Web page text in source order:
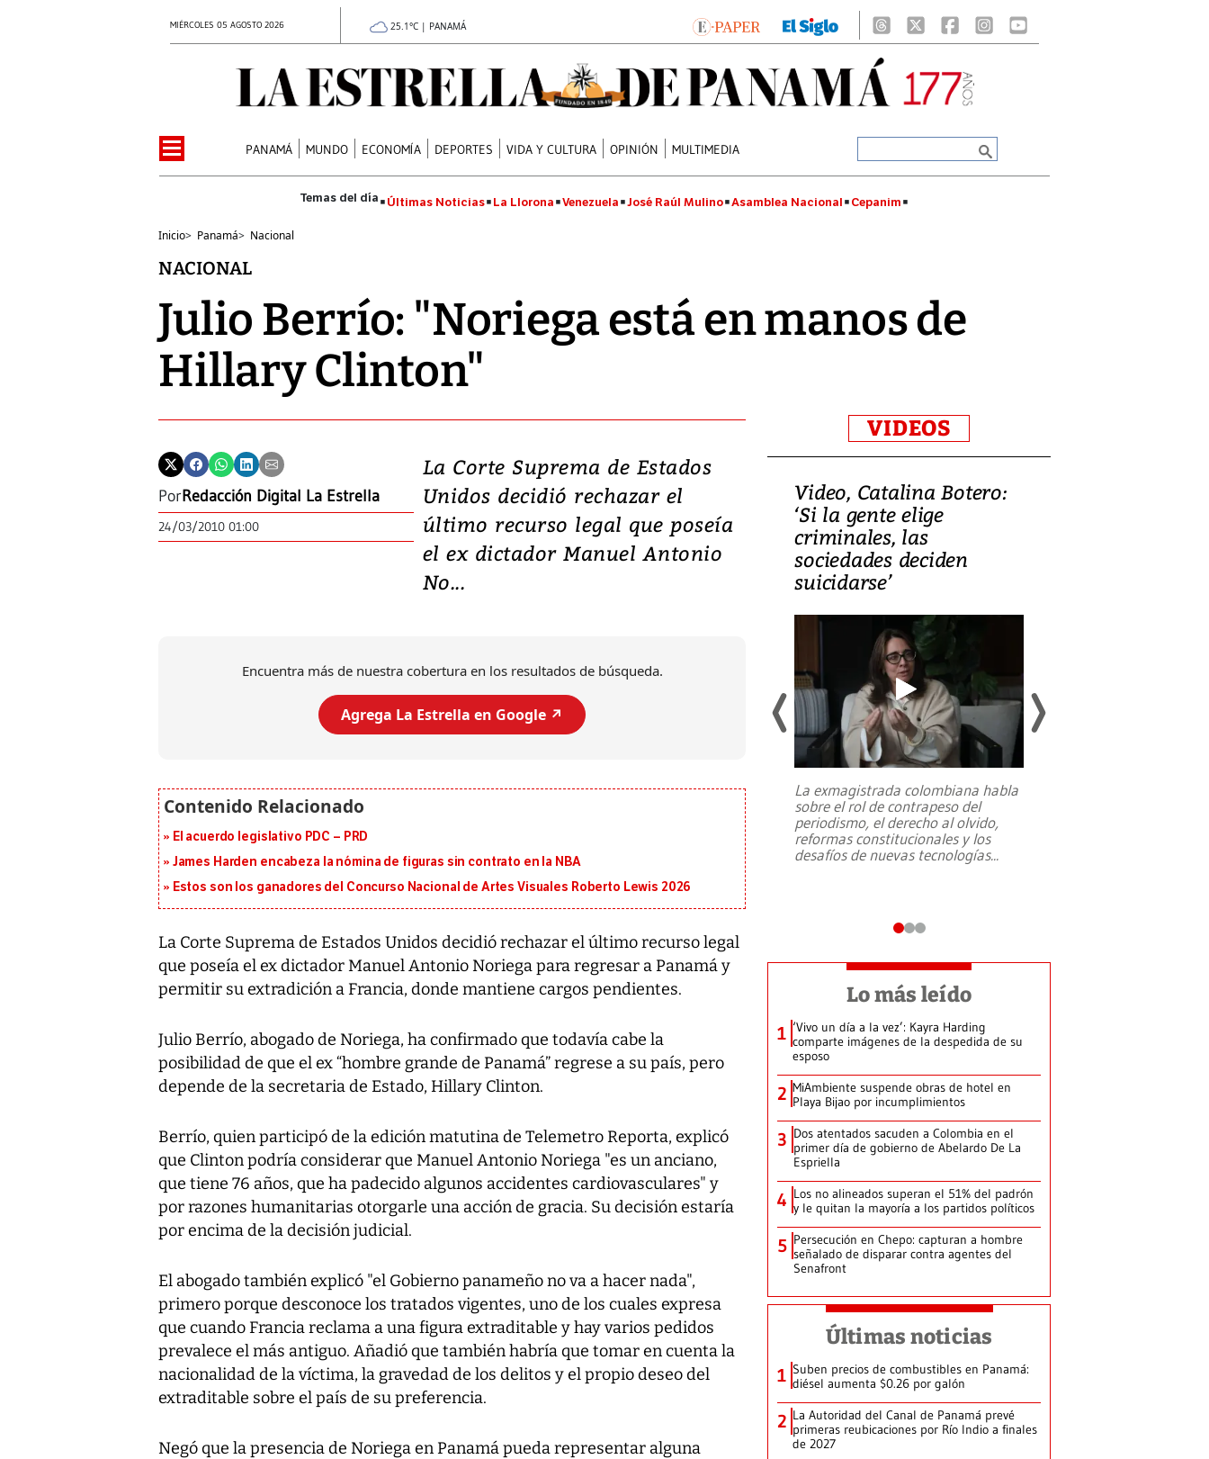
MIÉRCOLES 05 AGOSTO 2026 25.1°C | PANAMÁ
PANAMÁ MUNDO ECONOMÍA DEPORTES VIDA Y CULTURA OPINIÓN MULTIMEDIA
Últimas Noticias La Llorona Venezuela José Raúl Mulino Asamblea Nacional Cepanim
Inicio> Panamá> Nacional
NACIONAL
Julio Berrío: "Noriega está en manos de
Hillary Clinton"
PorRedacción Digital La Estrella
24/03/2010 01:00
La Corte Suprema de Estados
Unidos decidió rechazar el
último recurso legal que poseía
el ex dictador Manuel Antonio
No...
Encuentra más de nuestra cobertura en los resultados de búsqueda.
Agrega La Estrella en Google ↗️
El acuerdo legislativo PDC – PRD
James Harden encabeza la nómina de figuras sin contrato en la NBA
Estos son los ganadores del Concurso Nacional de Artes Visuales Roberto Lewis 2026
La Corte Suprema de Estados Unidos decidió rechazar el último recurso legal
que poseía el ex dictador Manuel Antonio Noriega para regresar a Panamá y
permitir su extradición a Francia, donde mantiene cargos pendientes.
Julio Berrío, abogado de Noriega, ha confirmado que todavía cabe la
posibilidad de que el ex “hombre grande de Panamá” regrese a su país, pero
depende de la secretaria de Estado, Hillary Clinton.
Berrío, quien participó de la edición matutina de Telemetro Reporta, explicó
que Clinton podría considerar que Manuel Antonio Noriega "es un anciano,
que tiene 76 años, que ha padecido algunos accidentes cardiovasculares" y
por razones humanitarias otorgarle una acción de gracia. Su decisión estaría
por encima de la decisión judicial.
El abogado también explicó "el Gobierno panameño no va a hacer nada",
primero porque desconoce los tratados vigentes, uno de los cuales expresa
que cuando Francia reclama a una figura extraditable y hay varios pedidos
prevalece el más antiguo. Añadió que también habría que tomar en cuenta la
nacionalidad de la víctima, la gravedad de los delitos y el propio deseo del
extraditable sobre el país de su preferencia.
Negó que la presencia de Noriega en Panamá pueda representar alguna
VIDEOS
Video, Japón: Terremoto
deja heridos y graves
daños en Kumamoto
al sur de Japón, provocando una
Video, Catalina Botero:
‘Si la gente elige
criminales, las
sociedades deciden
suicidarse’
La exmagistrada colombiana habla
sobre el rol de contrapeso del
periodismo, el derecho al olvido,
reformas constitucionales y los
desafíos de nuevas tecnologías...
Lo más leído
1 ‘Vivo un día a la vez’: Kayra Harding
comparte imágenes de la despedida de su
esposo
2 MiAmbiente suspende obras de hotel en
Playa Bijao por incumplimientos
3 Dos atentados sacuden a Colombia en el
primer día de gobierno de Abelardo De La
Espriella
4 Los no alineados superan el 51% del padrón
y le quitan la mayoría a los partidos políticos
5 Persecución en Chepo: capturan a hombre
señalado de disparar contra agentes del
Senafront
Últimas noticias
1 Suben precios de combustibles en Panamá:
diésel aumenta $0.26 por galón
2 La Autoridad del Canal de Panamá prevé
primeras reubicaciones por Río Indio a finales
de 2027